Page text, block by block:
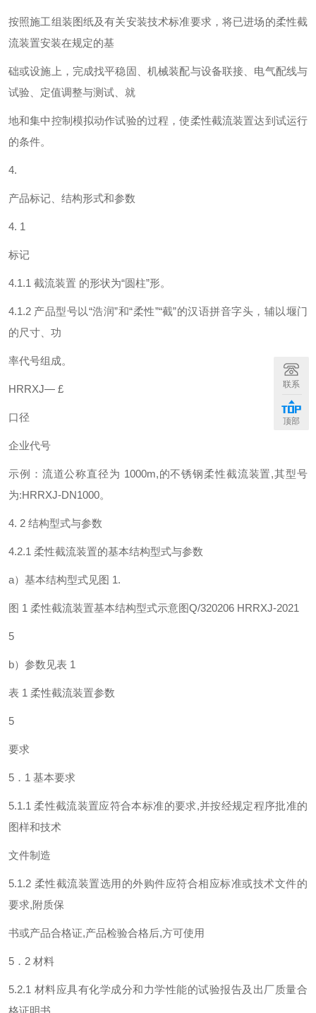
按照施工组装图纸及有关安装技术标准要求，将已进场的柔性截
流装置安装在规定的基
础或设施上，完成找平稳固、机械装配与设备联接、电气配线与
试验、定值调整与测试、就
地和集中控制模拟动作试验的过程，使柔性截流装置达到试运行
的条件。
4.
产品标记、结构形式和参数
4. 1
标记
4.1.1 截流装置 的形状为“圆柱”形。
4.1.2 产品型号以“浩润”和“柔性”“截”的汉语拼音字头，辅以堰门
的尺寸、功
率代号组成。
HRRXJ— £
口径
企业代号
示例：流道公称直径为 1000m,的不锈钢柔性截流装置,其型号
为:HRRXJ-DN1000。
4. 2 结构型式与参数
4.2.1 柔性截流装置的基本结构型式与参数
a）基本结构型式见图 1.
图 1 柔性截流装置基本结构型式示意图Q/320206 HRRXJ-2021
5
b）参数见表 1
表 1 柔性截流装置参数
5
要求
5．1 基本要求
5.1.1 柔性截流装置应符合本标准的要求,并按经规定程序批准的
图样和技术
文件制造
5.1.2 柔性截流装置选用的外购件应符合相应标准或技术文件的
要求,附质保
书或产品合格证,产品检验合格后,方可使用
5．2 材料
5.2.1 材料应具有化学成分和力学性能的试验报告及出厂质量合
格证明书
联系
顶部